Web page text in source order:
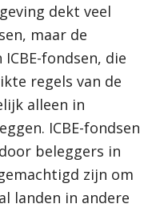
dekt veel
maar de
fondsen, die
regels van de
alleen in
ICBE-fondsen
beleggers in
zijn om
landen in andere